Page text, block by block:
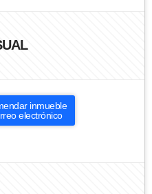
inmueble
electrónico